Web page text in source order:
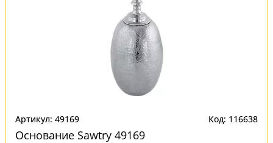
Артикул: 49169 Код: 116638
Основание Sawtry 49169